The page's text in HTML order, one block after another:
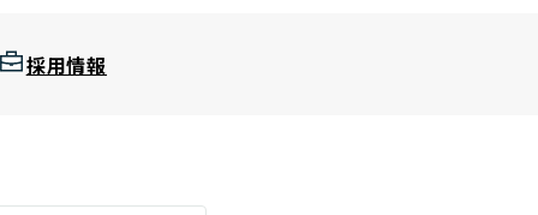
採用情報